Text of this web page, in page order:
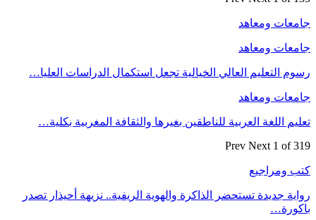
جامعات ومعاهد
جامعات ومعاهد
رسوم التعليم العالي الخيالية تجعل استكمال الدراسات العليا…
جامعات ومعاهد
تعليم اللغة العربية للناطقين بغيرها والثقافة المغربية بكلية…
Prev Next 1 of 319
كتب ومراجيع
رواية جديدة تستحضر الذاكرة والهوية الريفية.. نزيهة أحيذار تصدر
باكورة…